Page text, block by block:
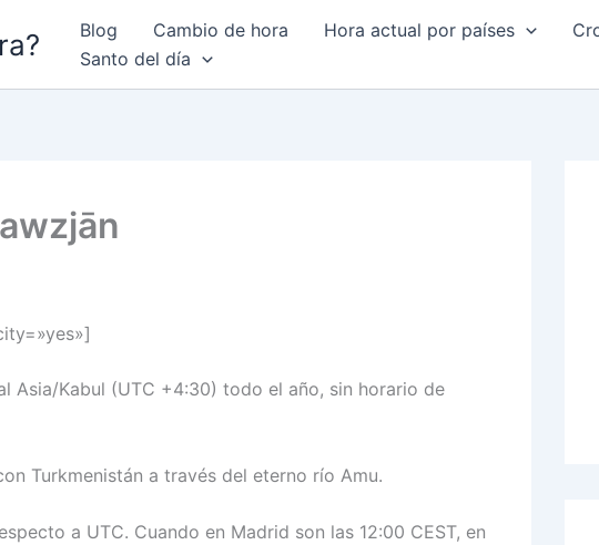
Blog Cambio de hora Hora actual por países
Santo del día
Asia/Kabul (UTC +4:30) todo el año, sin horario de
Turkmenistán a través del eterno río Amu.
a UTC. Cuando en Madrid son las 12:00 CEST, en